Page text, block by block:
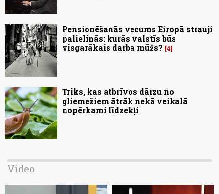
Pensionēšanās vecums Eiropā strauji
palielinās: kurās valstīs būs
visgarākais darba mūžs? 4
Triks, kas atbrīvos dārzu no
gliemežiem ātrāk nekā veikalā
nopērkami līdzekļi
Video